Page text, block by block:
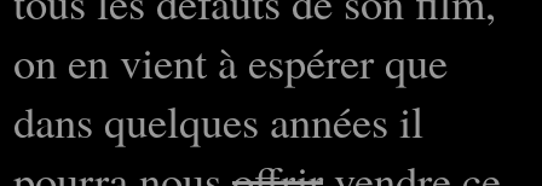
on en vient à espérer que
dans quelques années il